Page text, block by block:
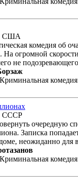
США
комедия об
На огромной
не
комедия
СССР
очередную
Записка
неожиданно для
комедия